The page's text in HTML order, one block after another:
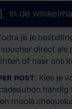
In de
je je
direct als
of naar ons
POST: Kies je
handig
mooie